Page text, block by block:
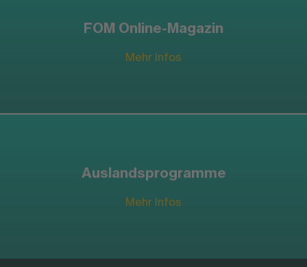
FOM Online-Magazin
Mehr Infos
Auslandsprogramme
Mehr Infos